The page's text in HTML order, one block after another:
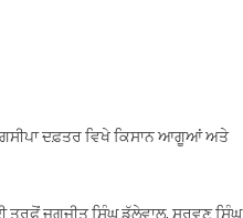
ਦਫ਼ਤਰ ਵਿਖੇ ਕਿਸਾਨ ਆਗੂਆਂ ਅਤੇ
ਤਰਫੋਂ ਜਗਜੀਤ ਸਿੰਘ ਡੱਲੇਵਾਲ, ਸਰਵਣ ਸਿੰਘ